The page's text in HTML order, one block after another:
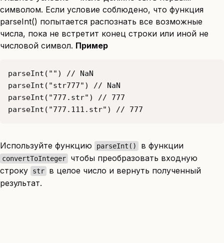
символом. Если условие соблюдено, что функция
parseInt() попытается распознать все возможные
числа, пока не встретит конец строки или иной не
числовой символ. Пример
Используйте функцию parseInt() в функции
convertToInteger
чтобы преобразовать входную
строку
str
в целое число и вернуть полученный
результат.